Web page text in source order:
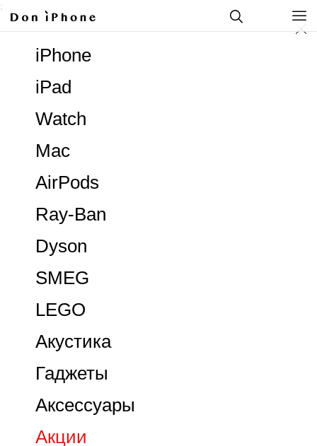
;
Акции
Аксессуары
Гаджеты
Акустика
Dyson
AirPods
Ray-Ban
LEGO
SMEG
Mac
Watch
iPad
iPhone